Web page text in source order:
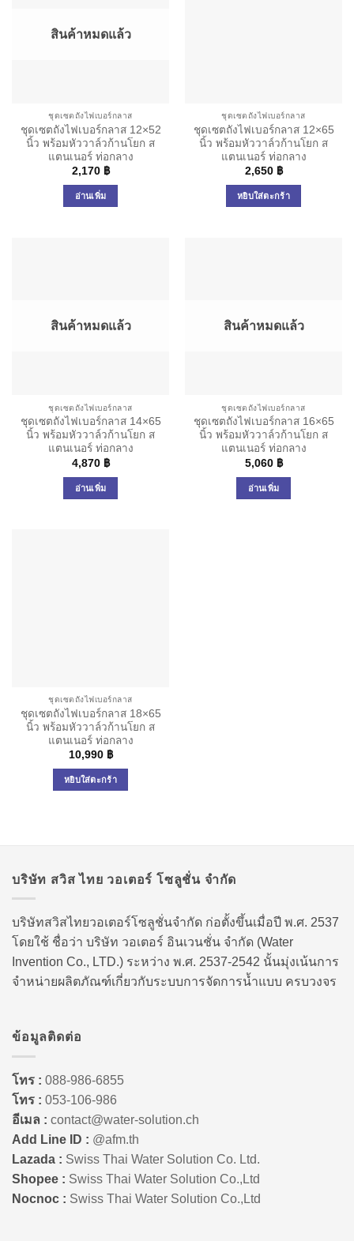
สินค้าหมดแล้ว
ชุดเซตถังไฟเบอร์กลาส
ชุดเซตถังไฟเบอร์กลาส 12×52
นิ้ว พร้อมหัววาล์วก้านโยก ส
แตนเนอร์ ท่อกลาง
2,170 ฿
อ่านเพิ่ม
ชุดเซตถังไฟเบอร์กลาส
ชุดเซตถังไฟเบอร์กลาส 12×65
นิ้ว พร้อมหัววาล์วก้านโยก ส
แตนเนอร์ ท่อกลาง
2,650 ฿
หยิบใส่ตะกร้า
สินค้าหมดแล้ว
ชุดเซตถังไฟเบอร์กลาส
ชุดเซตถังไฟเบอร์กลาส 14×65
นิ้ว พร้อมหัววาล์วก้านโยก ส
แตนเนอร์ ท่อกลาง
4,870 ฿
อ่านเพิ่ม
สินค้าหมดแล้ว
ชุดเซตถังไฟเบอร์กลาส
ชุดเซตถังไฟเบอร์กลาส 16×65
นิ้ว พร้อมหัววาล์วก้านโยก ส
แตนเนอร์ ท่อกลาง
5,060 ฿
อ่านเพิ่ม
ชุดเซตถังไฟเบอร์กลาส
ชุดเซตถังไฟเบอร์กลาส 18×65
นิ้ว พร้อมหัววาล์วก้านโยก ส
แตนเนอร์ ท่อกลาง
10,990 ฿
หยิบใส่ตะกร้า
บริษัท สวิส ไทย วอเตอร์ โซลูชั่น จำกัด
บริษัทสวิสไทยวอเตอร์โซลูชั่นจำกัด ก่อตั้งขึ้นเมื่อปี พ.ศ. 2537
โดยใช้ ชื่อว่า บริษัท วอเตอร์ อินเวนชั่น จำกัด (Water
Invention Co., LTD.) ระหว่าง พ.ศ. 2537-2542 นั้นมุ่งเน้นการ
จำหน่ายผลิตภัณฑ์เกี่ยวกับระบบการจัดการน้ำแบบ ครบวงจร
ข้อมูลติดต่อ
โทร : 088-986-6855
โทร : 053-106-986
อีเมล : contact@water-solution.ch
Add Line ID : @afm.th
Lazada : Swiss Thai Water Solution Co. Ltd.
Shopee : Swiss Thai Water Solution Co.,Ltd
Nocnoc : Swiss Thai Water Solution Co.,Ltd